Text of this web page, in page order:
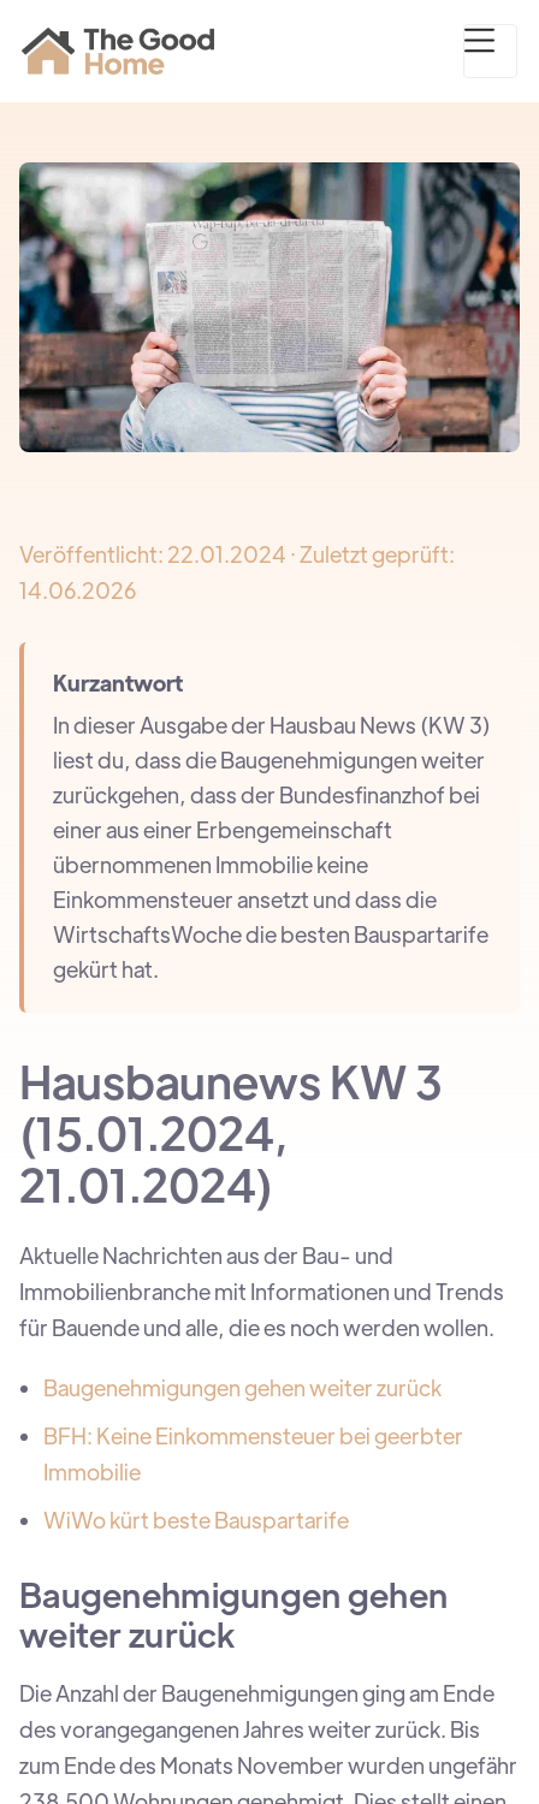
Veröffentlicht: 22.01.2024 · Zuletzt geprüft:
14.06.2026
Kurzantwort
In dieser Ausgabe der Hausbau News (KW 3)
liest du, dass die Baugenehmigungen weiter
zurückgehen, dass der Bundesfinanzhof bei
einer aus einer Erbengemeinschaft
übernommenen Immobilie keine
Einkommensteuer ansetzt und dass die
WirtschaftsWoche die besten Bauspartarife
gekürt hat.
Hausbaunews KW 3
(15.01.2024,
21.01.2024)
Aktuelle Nachrichten aus der Bau- und
Immobilienbranche mit Informationen und Trends
für Bauende und alle, die es noch werden wollen.
Baugenehmigungen gehen weiter zurück
BFH: Keine Einkommensteuer bei geerbter
Immobilie
WiWo kürt beste Bauspartarife
Baugenehmigungen gehen
weiter zurück
Die Anzahl der Baugenehmigungen ging am Ende
des vorangegangenen Jahres weiter zurück. Bis
zum Ende des Monats November wurden ungefähr